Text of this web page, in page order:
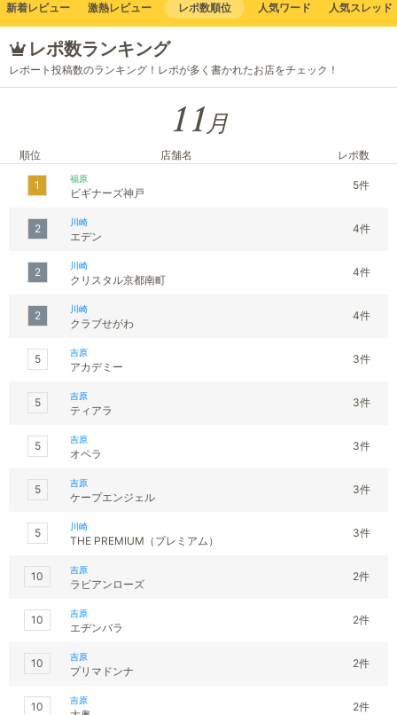
新着レビュー 激熱レビュー レポ数順位 人気ワード 人気スレッド
レポ数ランキング
レポート投稿数のランキング！レポが多く書かれたお店をチェック！
11月
順位 店舗名 レポ数
1 福原
ビギナーズ神戸
5件
2 川崎
エデン
4件
2 川崎
クリスタル京都南町
4件
2 川崎
クラブせがわ
4件
5 吉原
アカデミー
3件
5 吉原
ティアラ
3件
5 吉原
オペラ
3件
5 吉原
ケープエンジェル
3件
5 川崎
THE PREMIUM（プレミアム）
3件
10 吉原
ラビアンローズ
2件
10 吉原
エヂンバラ
2件
10 吉原
プリマドンナ
2件
10 吉原 2件